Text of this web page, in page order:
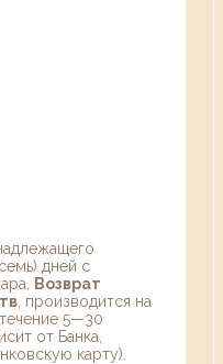
дней с
Возврат
, производится на
5—30
от Банка,
карту).